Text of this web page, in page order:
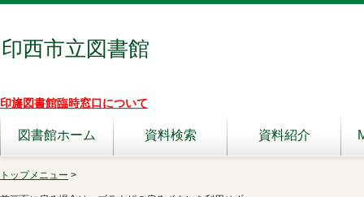
印西市立図書館
印旛図書館臨時窓口について
図書館ホーム 資料検索 資料紹介
トップメニュー >